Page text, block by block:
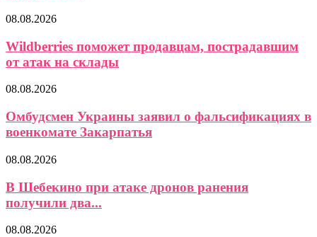
08.08.2026
Wildberries поможет продавцам, пострадавшим
от атак на склады
08.08.2026
Омбудсмен Украины заявил о фальсификациях в
военкомате Закарпатья
08.08.2026
В Шебекино при атаке дронов ранения
получили два...
08.08.2026